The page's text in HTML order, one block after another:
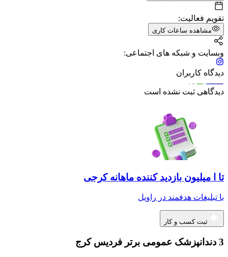
تقویم فعالیت:
مشاهده ساعات کاری
وبسایت و شبکه های اجتماعی:
دیدگاه کاربران
دیدگاهی ثبت نشده است
تا ا میلیون بازدید کننده ماهانه کرجی
با تبلیغات هدفمند در راویل
ثبت کسب و کار
3 دندانپزشک عمومی برتر فردیس کرج